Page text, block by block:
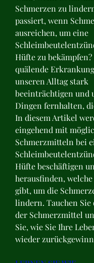
Schmerzen zu
passiert, wenn
ausreichen, um eine
Hüfte zu bekämpfen?
quälende
unseren Alltag stark
beeinträchtigen und
Dingen fernhalten,
In diesem Artikel
eingehend mit
Schmerzmitteln bei
Hüfte beschäftigen
herausfinden,
gibt, um die
lindern. Tauchen Sie
der Schmerzmittel
Sie, wie Sie Ihre
wieder